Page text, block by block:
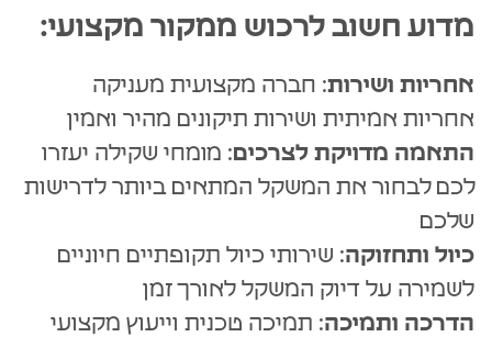
מדוע חשוב לרכוש ממקור מקצועי:
אחריות ושירות: חברה מקצועית מעניקה
אחריות אמיתית ושירות תיקונים מהיר ואמין
התאמה מדויקת לצרכים: מומחי שקילה יעזרו
לכם לבחור את המשקל המתאים ביותר לדרישות
שלכם
כיול ותחזוקה: שירותי כיול תקופתיים חיוניים
לשמירה על דיוק המשקל לאורך זמן
הדרכה ותמיכה: תמיכה טכנית וייעוץ מקצועי